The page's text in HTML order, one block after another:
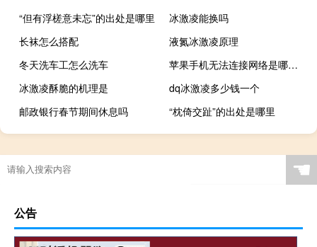
“但有浮槎意未忘”的出处是哪里
冰激凌能换吗
长袜怎么搭配
液氮冰激凌原理
冬天洗车工怎么洗车
苹果手机无法连接网络是哪里出了故障（苹果手机无法连接网络）
冰激凌酥脆的机理是
dq冰激凌多少钱一个
邮政银行春节期间休息吗
“枕倚交趾”的出处是哪里
☚
公告